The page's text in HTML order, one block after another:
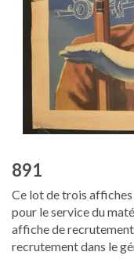
891
Ce lot de trois
pour le service du
affiche de
recrutement dans le